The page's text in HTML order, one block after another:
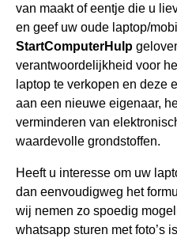
van maakt of eentje die u
en geef uw oude laptop/
StartComputerHulp
verantwoordelijkheid voor
laptop te verkopen en deze
aan een nieuwe eigenaar,
verminderen van
waardevolle grondstoffen.
Heeft u interesse om uw
dan eenvoudigweg het
wij nemen zo spoedig
whatsapp sturen met foto’s